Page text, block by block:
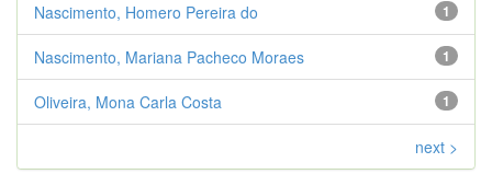
1
Nascimento, Homero Pereira do
1
Nascimento, Mariana Pacheco Moraes
1
Oliveira, Mona Carla Costa
next >